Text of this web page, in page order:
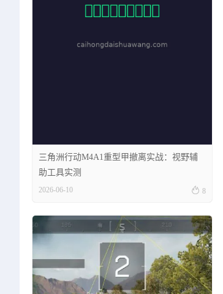
三角洲行动M4A1重型甲撤离实战：视野辅
助工具实测
2026-06-10  8